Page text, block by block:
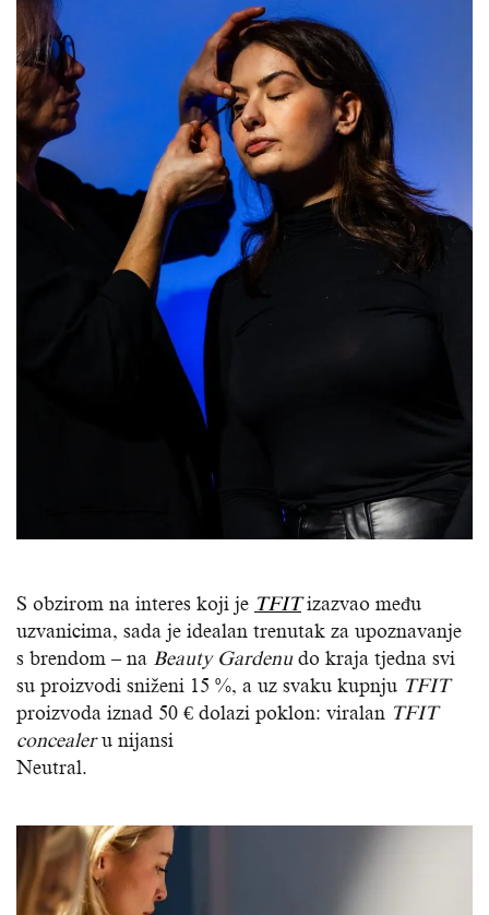
S obzirom na interes koji je TFITizazvao među
uzvanicima, sada je idealan trenutak za upoznavanje
s brendom – na Beauty Gardenudo kraja tjedna svi
su proizvodi sniženi 15 %, a uz svaku kupnju TFIT
proizvoda iznad 50 € dolazi poklon: viralan TFIT
concealeru nijansi
Neutral.